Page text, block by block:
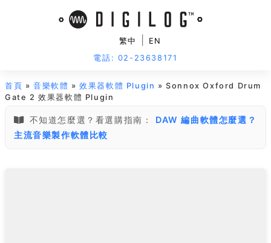
繁中
EN
電話: 02-23638171
首頁 »音樂軟體 »效果器軟體 Plugin » Sonnox Oxford Drum
Gate 2 效果器軟體 Plugin
不知道怎麼選？看選購指南：
DAW 編曲軟體怎麼選？
主流音樂製作軟體比較